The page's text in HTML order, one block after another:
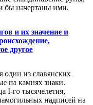
бы начеpтаны ими.
и их значение и
другое
из славянских
на камнях знаки.
I-го тысячелетия,
надписей на